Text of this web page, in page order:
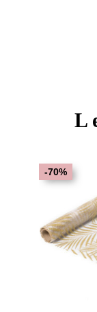
-70%